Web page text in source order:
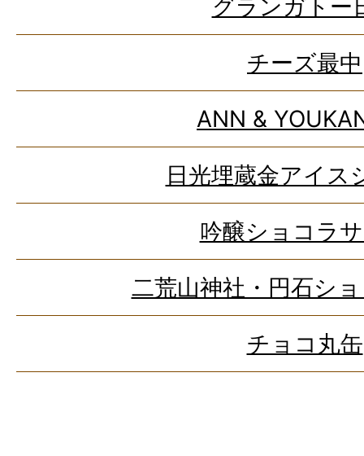
グランガトー
チーズ最中
ANN &
日光埋蔵金アイス
吟醸ショコラ
二荒山神社・円石シ
チョコ丸缶